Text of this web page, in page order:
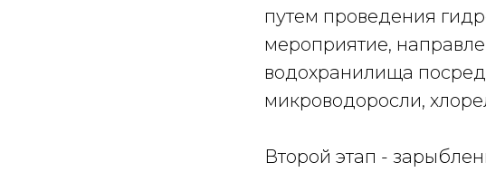
путем проведения
мероприятие,
водохранилища
микроводоросли,
Второй этап -